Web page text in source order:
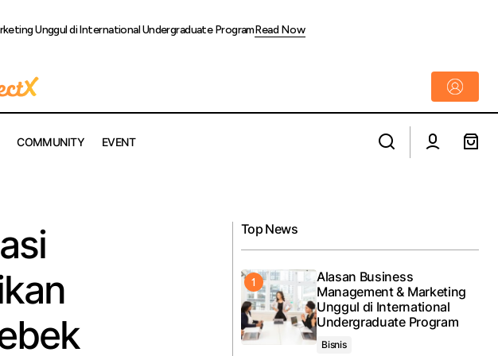
Unggul di International Undergraduate ProgramRead Now
COMMUNITY EVENT
Top News
Alasan Business
Management & Marketing
Unggul di International
Undergraduate Program
Bisnis